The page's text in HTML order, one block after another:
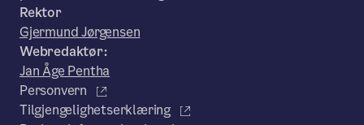
Rektor
Gjermund Jørgensen
Webredaktør:
Jan Åge Pentha
Personvern
Tilgjengelighetserklæring